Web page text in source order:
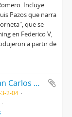
Incluye
Pazos que narra
que se
en Federico V,
a partir de
La corneta fundadora. Juan Carlos Romero 2004
3-2-04